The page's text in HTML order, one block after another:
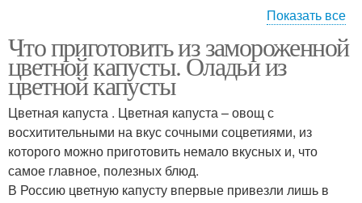
капусты
Диетические рецепты
Простые рецепты Капуста в мультиварке
Показать все
Что приготовить из замороженной
цветной капусты. Оладьи из
цветной капусты
Цветная капуста . Цветная капуста – овощ с
восхитительными на вкус сочными соцветиями, из
которого можно приготовить немало вкусных и, что
самое главное, полезных блюд.
В Россию цветную капусту впервые привезли лишь в